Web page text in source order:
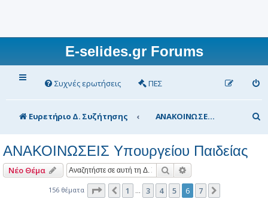
E-selides.gr Forums
Συχνές ερωτήσεις ΠΕΣ
Ευρετήριο Δ. Συζήτησης ΑΝΑΚΟΙΝΩΣΕΙΣ Υπουργείου Παιδείας
ν
ΑΝΑΚΟΙΝΩΣΕΙΣ Υπουργείου Παιδείας
Νέο Θέμα Αναζήτηση
156 θέματα Σελίδα από
Προηγούμενη
1 … 3 4 5 6 7